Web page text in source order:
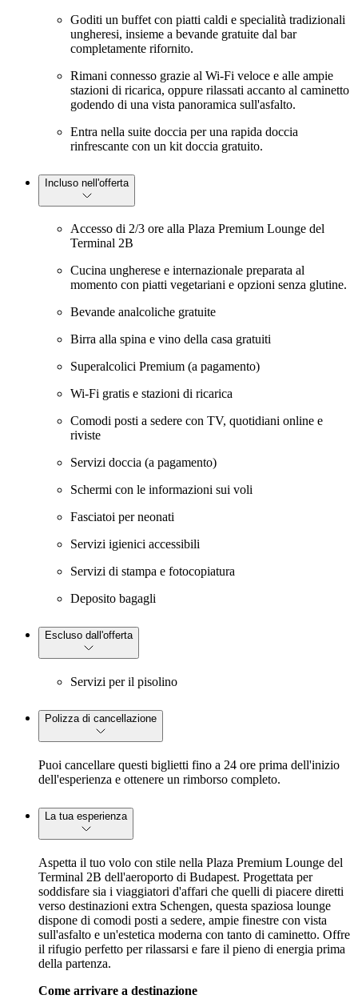
Goditi un buffet con piatti caldi e specialità tradizionali
ungheresi, insieme a bevande gratuite dal bar
completamente rifornito.
Rimani connesso grazie al Wi-Fi veloce e alle ampie
stazioni di ricarica, oppure rilassati accanto al caminetto
godendo di una vista panoramica sull'asfalto.
Entra nella suite doccia per una rapida doccia
rinfrescante con un kit doccia gratuito.
Incluso nell'offerta
Accesso di 2/3 ore alla Plaza Premium Lounge del
Terminal 2B
Cucina ungherese e internazionale preparata al
momento con piatti vegetariani e opzioni senza glutine.
Bevande analcoliche gratuite
Birra alla spina e vino della casa gratuiti
Superalcolici Premium (a pagamento)
Wi-Fi gratis e stazioni di ricarica
Comodi posti a sedere con TV, quotidiani online e
riviste
Servizi doccia (a pagamento)
Schermi con le informazioni sui voli
Fasciatoi per neonati
Servizi igienici accessibili
Servizi di stampa e fotocopiatura
Deposito bagagli
Escluso dall'offerta
Servizi per il pisolino
Polizza di cancellazione
Puoi cancellare questi biglietti fino a 24 ore prima dell'inizio
dell'esperienza e ottenere un rimborso completo.
La tua esperienza
Aspetta il tuo volo con stile nella Plaza Premium Lounge del
Terminal 2B dell'aeroporto di Budapest. Progettata per
soddisfare sia i viaggiatori d'affari che quelli di piacere diretti
verso destinazioni extra Schengen, questa spaziosa lounge
dispone di comodi posti a sedere, ampie finestre con vista
sull'asfalto e un'estetica moderna con tanto di caminetto. Offre
il rifugio perfetto per rilassarsi e fare il pieno di energia prima
della partenza.
Come arrivare a destinazione